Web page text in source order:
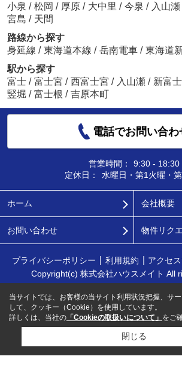
小泉 / 松岡 / 厚原 / 大中里 / 今泉 / 入山瀬
宮島 / 天間
路線から探す
身延線 / 東海道本線 / 岳南電車 / 東海道
駅から探す
富士 / 富士宮 / 西富士宮 / 入山瀬 / 新富士
竪堀 / 富士根 / 吉原本町
電話でお問い合わ
営業時間：
9:30 - 18:30
定休日：
水曜日・第1火曜・
ホーム 会社概要
お問い合わせ 物件リク
プライバシーポリシー 利用規約 アクセ
Copyright(c) 株式会社ハウスメイト All
当サイトでは、お客様の当サイト利用状況把握、サ
して、クッキー（Cookie）を使用しています。
詳しくは、当社の 「Cookieの取扱いについて」 をご
閉じる